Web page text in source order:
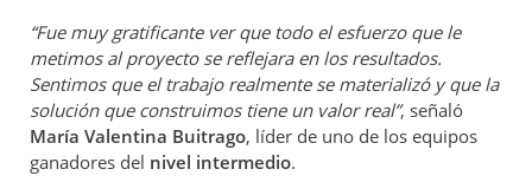
“Fue muy gratificante ver que todo el esfuerzo que le
metimos al proyecto se reflejara en los resultados.
Sentimos que el trabajo realmente se materializó y que la
solución que construimos tiene un valor real”, señaló
María Valentina Buitrago, líder de uno de los equipos
ganadores del nivel intermedio.